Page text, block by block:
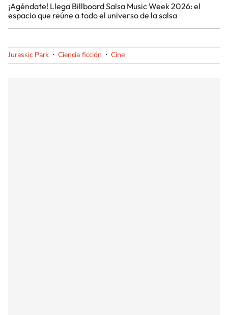
¡Agéndate! Llega Billboard Salsa Music Week 2026: el
espacio que reúne a todo el universo de la salsa
Jurassic Park Ciencia ficción Cine